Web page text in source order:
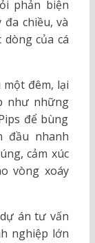
phản biện
chiều, và
của cá
đêm, lại
như những
để bùng
đầu nhanh
cảm xúc
vòng xoáy
án tư vấn
nghiệp lớn